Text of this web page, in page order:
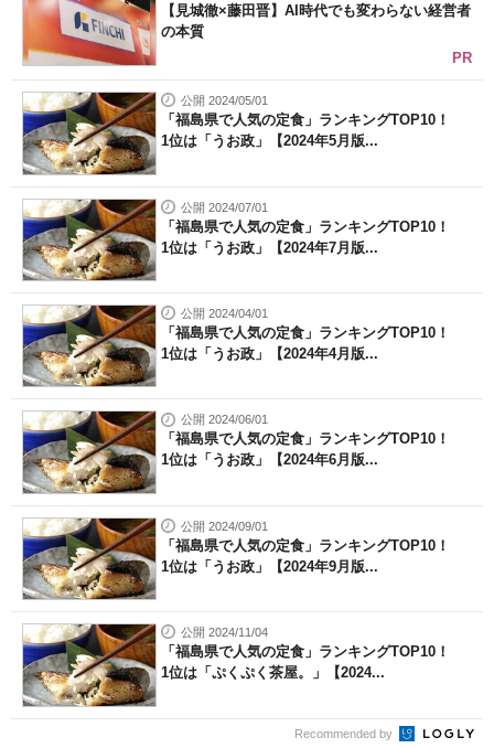
【見城徹×藤田晋】AI時代でも変わらない経営者
の本質
PR
公開 2024/05/01
「福島県で人気の定食」ランキングTOP10！
1位は「うお政」【2024年5月版...
公開 2024/07/01
「福島県で人気の定食」ランキングTOP10！
1位は「うお政」【2024年7月版...
公開 2024/04/01
「福島県で人気の定食」ランキングTOP10！
1位は「うお政」【2024年4月版...
公開 2024/06/01
「福島県で人気の定食」ランキングTOP10！
1位は「うお政」【2024年6月版...
公開 2024/09/01
「福島県で人気の定食」ランキングTOP10！
1位は「うお政」【2024年9月版...
公開 2024/11/04
「福島県で人気の定食」ランキングTOP10！
1位は「ぷくぷく茶屋。」【2024...
Recommended by